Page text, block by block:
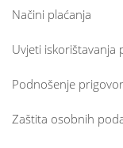
Načini plaćanja
Uvjeti iskorištavanja
Podnošenje
Zaštita osobnih